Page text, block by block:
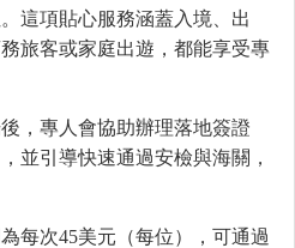
這項貼心服務涵蓋入境、出
旅客或家庭出遊，都能享受專
，專人會協助辦理落地簽證
並引導快速通過安檢與海關，
每次45美元（每位），可通過